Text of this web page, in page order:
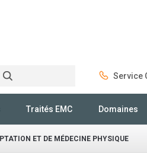
Service
Traités EMC Domaines
ET DE MÉDECINE PHYSIQUE